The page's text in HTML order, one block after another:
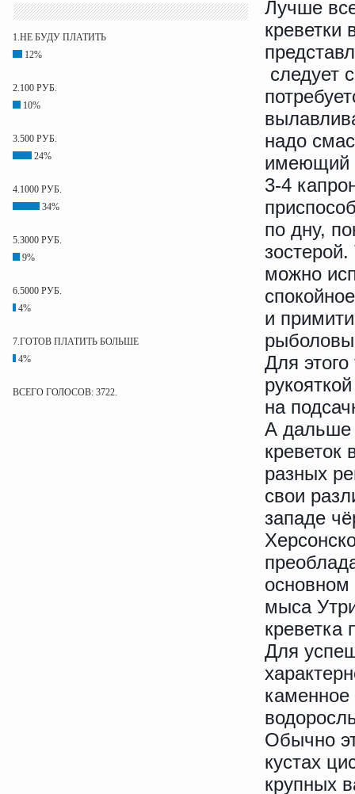
1.НЕ БУДУ ПЛАТИТЬ
12%
2.100 РУБ.
10%
3.500 РУБ.
24%
4.1000 РУБ.
34%
5.3000 РУБ.
9%
6.5000 РУБ.
4%
7.ГОТОВ ПЛАТИТЬ БОЛЬШЕ
4%
ВСЕГО ГОЛОСОВ: 3722.
Лучше
креветки
следует
надо
имеющий
3-4
по дну,
можно
и
Для
на
А дальше
креветок
разных
свои
западе
мыса
креветка
Для
каменное
Обычно
кустах
крупных